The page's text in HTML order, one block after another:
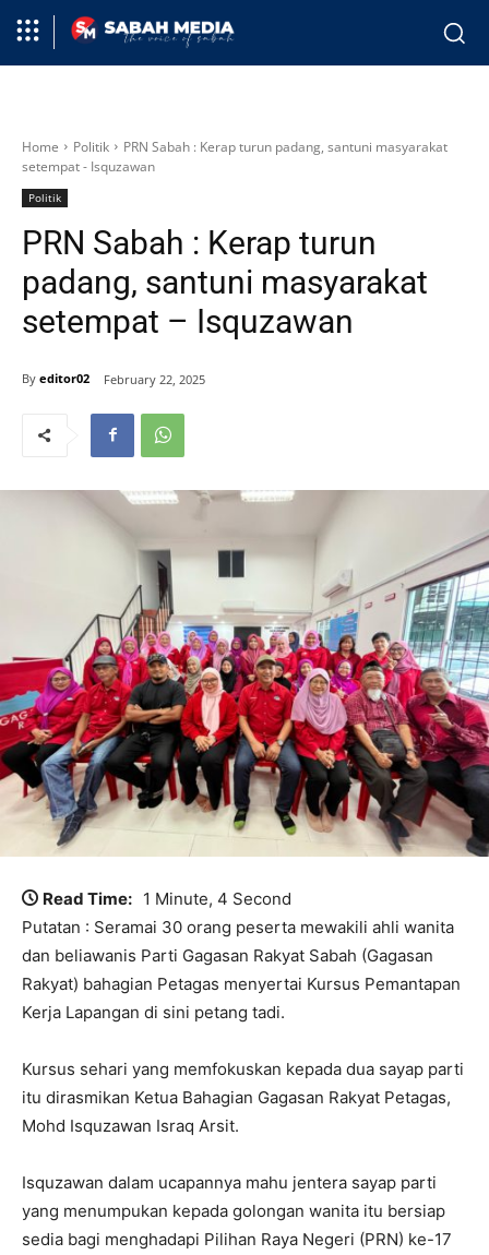
Home Politik
PRN Sabah : Kerap turun padang, santuni masyarakat
setempat - Isquzawan
Politik
PRN Sabah : Kerap turun
padang, santuni masyarakat
setempat – Isquzawan
By editor02 February 22, 2025
Read Time: 1 Minute, 4 Second
Putatan : Seramai 30 orang peserta mewakili ahli wanita
dan beliawanis Parti Gagasan Rakyat Sabah (Gagasan
Rakyat) bahagian Petagas menyertai Kursus Pemantapan
Kerja Lapangan di sini petang tadi.
Kursus sehari yang memfokuskan kepada dua sayap parti
itu dirasmikan Ketua Bahagian Gagasan Rakyat Petagas,
Mohd Isquzawan Israq Arsit.
Isquzawan dalam ucapannya mahu jentera sayap parti
yang menumpukan kepada golongan wanita itu bersiap
sedia bagi menghadapi Pilihan Raya Negeri (PRN) ke-17